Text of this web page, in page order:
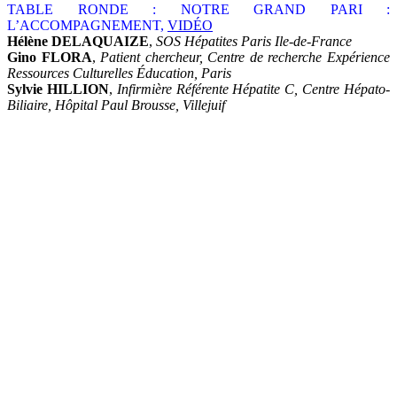
TABLE RONDE : NOTRE GRAND PARI :
L’ACCOMPAGNEMENT, VIDÉO
Hélène DELAQUAIZE, SOS Hépatites Paris Ile-de-France
Gino FLORA, Patient chercheur, Centre de recherche Expérience
Ressources Culturelles Éducation, Paris
Sylvie HILLION, Infirmière Référente Hépatite C, Centre Hépato-
Biliaire, Hôpital Paul Brousse, Villejuif